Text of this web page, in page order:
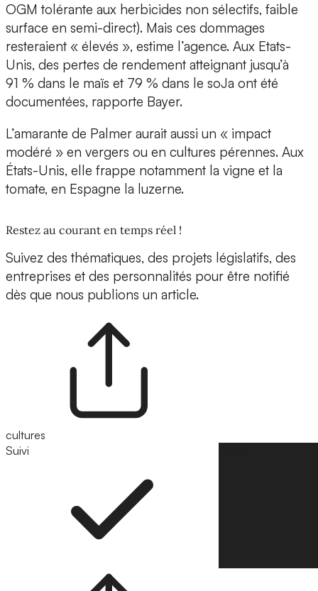
OGM tolérante aux herbicides non sélectifs, faible
surface en semi-direct). Mais ces dommages
resteraient « élevés », estime l’agence. Aux Etats-
Unis, des pertes de rendement atteignant jusqu’à
91 % dans le maïs et 79 % dans le soJa ont été
documentées, rapporte Bayer.
L’amarante de Palmer aurait aussi un « impact
modéré » en vergers ou en cultures pérennes. Aux
États-Unis, elle frappe notamment la vigne et la
tomate, en Espagne la luzerne.
Restez au courant en temps réel !
Suivez des thématiques, des projets législatifs, des
entreprises et des personnalités pour être notifié
dès que nous publions un article.
cultures
Suivi